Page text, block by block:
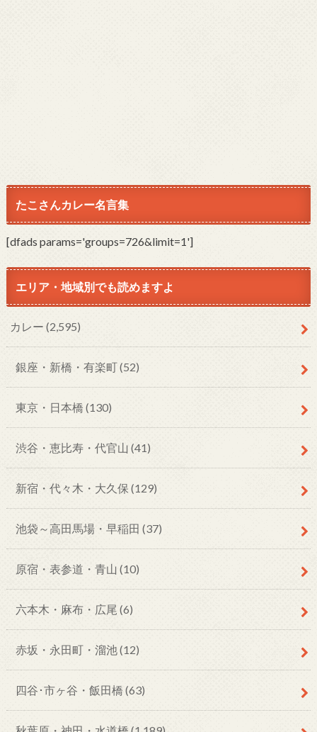
たこさんカレー名言集
[dfads params='groups=726&limit=1']
エリア・地域別でも読めますよ
カレー (2,595)
銀座・新橋・有楽町(52)
東京・日本橋 (130)
渋谷・恵比寿・代官山 (41)
新宿・代々木・大久保 (129)
池袋～高田馬場・早稲田 (37)
原宿・表参道・青山 (10)
六本木・麻布・広尾 (6)
赤坂・永田町・溜池(12)
四谷･市ヶ谷・飯田橋 (63)